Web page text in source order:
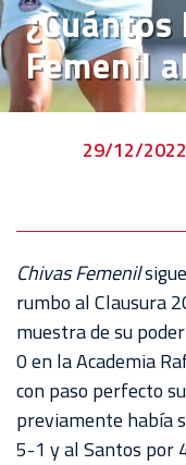
VENTA
DE
BOLETOS
CHIVABONOS
REBAÑO
CHIVAS
TIENDA
CHIVAS
CHIVASTV
Femenil
29/12/
Chivas Femenil
rumbo al Clausura
muestra de su
0 en la Academia
con paso perfecto
previamente había
5-1 y al Santos por